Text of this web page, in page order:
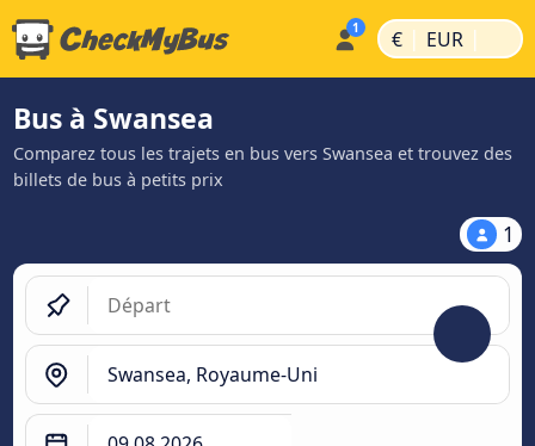
€ | EUR |
Bus à Swansea
Comparez tous les trajets en bus vers Swansea et trouvez des
billets de bus à petits prix
1